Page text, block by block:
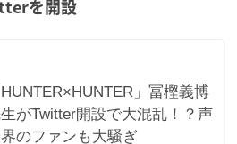
を開設